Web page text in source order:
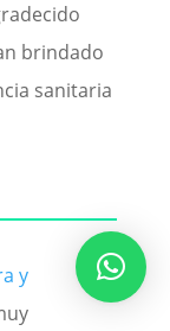
brindado
sanitaria
y